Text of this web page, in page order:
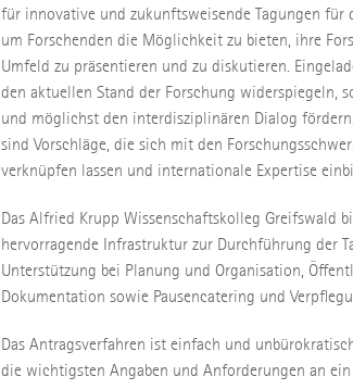
für innovative und zukunftsweisende Tagungen für
um Forschenden die Möglichkeit zu bieten, ihre
Umfeld zu präsentieren und zu diskutieren.
den aktuellen Stand der Forschung widerspiegeln,
und möglichst den interdisziplinären Dialog
sind Vorschläge, die sich mit den
verknüpfen lassen und internationale Expertise
Das Alfried Krupp Wissenschaftskolleg Greifswald
hervorragende Infrastruktur zur Durchführung der
Unterstützung bei Planung und Organisation,
Dokumentation sowie Pausencatering und
Das Antragsverfahren ist einfach und
die wichtigsten Angaben und Anforderungen an